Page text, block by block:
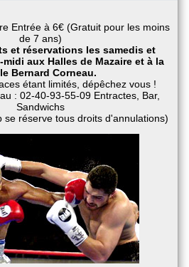
Entrée à 6€ (Gratuit pour les moins
de 7 ans)
et réservations les samedis et
aux Halles de Mazaire et à la
Bernard Corneau.
étant limités, dépêchez vous !
: 02-40-93-55-09 Entractes, Bar,
Sandwichs
se réserve tous droits d'annulations)